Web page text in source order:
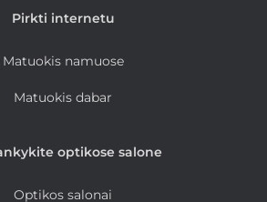
Pirkti internetu
Matuokis namuose
Matuokis dabar
optikose salone
Optikos salonai